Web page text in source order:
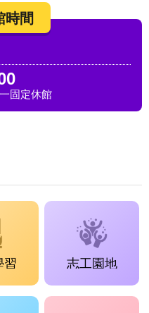
時間
固定休館
習 志工園地